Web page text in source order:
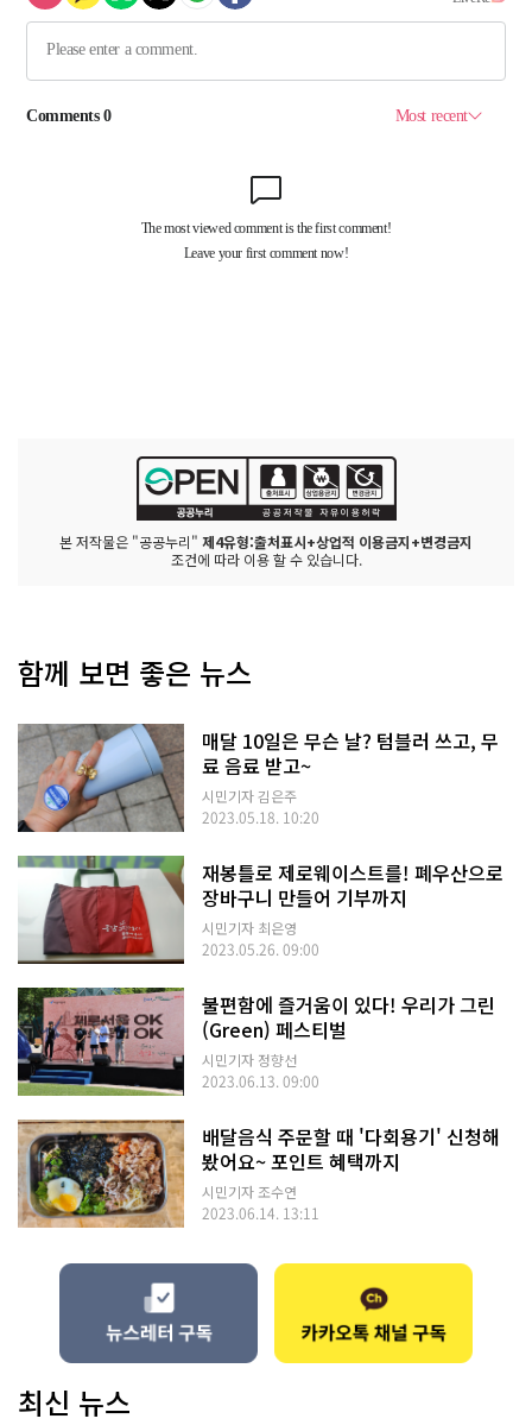
본 저작물은 "공공누리" 제4유형:출처표시+상업적 이용금지+변경금지
조건에 따라 이용 할 수 있습니다.
함께 보면 좋은 뉴스
매달 10일은 무슨 날? 텀블러 쓰고, 무
료 음료 받고~
시민기자 김은주
2023.05.18. 10:20
재봉틀로 제로웨이스트를! 폐우산으로
장바구니 만들어 기부까지
시민기자 최은영
2023.05.26. 09:00
불편함에 즐거움이 있다! 우리가 그린
(Green) 페스티벌
시민기자 정향선
2023.06.13. 09:00
배달음식 주문할 때 '다회용기' 신청해
봤어요~ 포인트 혜택까지
시민기자 조수연
2023.06.14. 13:11
최신 뉴스